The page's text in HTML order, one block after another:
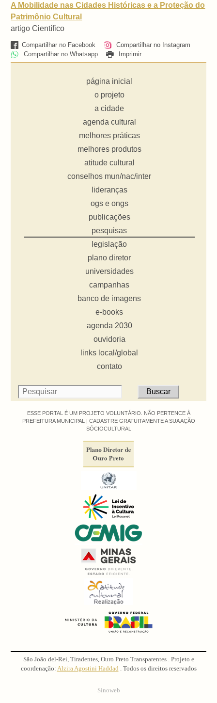
A Mobilidade nas Cidades Históricas e a Proteção do
Patrimônio Cultural
artigo Científico
Compartilhar no Facebook
Compartilhar no Instagram
Compartilhar no Whatsapp
Imprimir
página inicial
o projeto
a cidade
agenda cultural
melhores práticas
melhores produtos
atitude cultural
conselhos mun/nac/inter
lideranças
ogs e ongs
publicações
pesquisas
legislação
plano diretor
universidades
campanhas
banco de imagens
e-books
agenda 2030
ouvidoria
links local/global
contato
ESSE PORTAL É UM PROJETO VOLUNTÁRIO. NÃO PERTENCE À
PREFEITURA MUNICIPAL | CADASTRE GRATUITAMENTE A SUA AÇÃO
SÓCIOCULTURAL
São João del-Rei, Tiradentes, Ouro Preto Transparentes . Projeto e
coordenação: Alzira Agostini Haddad . Todos os direitos reservados
Sinoweb